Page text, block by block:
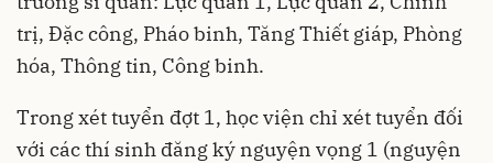
trị, Đặc công, Pháo binh, Tăng Thiết giáp, Phòng
hóa, Thông tin, Công binh.
Trong xét tuyển đợt 1, học viện chỉ xét tuyển đối
với các thí sinh đăng ký nguyện vọng 1 (nguyện